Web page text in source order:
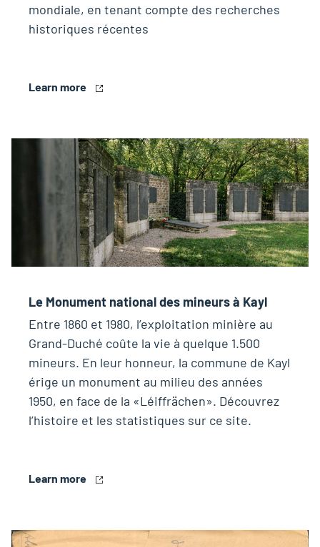
mondiale, en tenant compte des recherches
historiques récentes
Learn more
Le Monument national des mineurs à Kayl
Entre 1860 et 1980, l’exploitation minière au
Grand-Duché coûte la vie à quelque 1.500
mineurs. En leur honneur, la commune de Kayl
érige un monument au milieu des années
1950, en face de la «Léiffrächen». Découvrez
l’histoire et les statistiques sur ce site.
Learn more